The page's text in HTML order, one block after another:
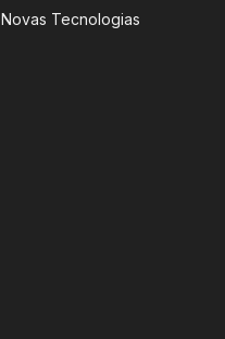
Novas Tecnologias